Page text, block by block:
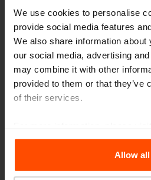
We use cookies to personalise
provide social media features
We also share information
our social media, advertising
may combine it with other
provided to them or that they’ve
of their services.
the Processing Personal Data.
Allow all
HD310
Fontana conica
struttura in acciaio inox